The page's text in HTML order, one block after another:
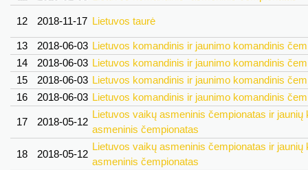
12 2018-11-17 Lietuvos taurė
13 2018-06-03 Lietuvos komandinis ir jaunimo komandinis
14
2018-06-03 Lietuvos komandinis ir jaunimo komandinis
15
2018-06-03 Lietuvos komandinis ir jaunimo komandinis
16
2018-06-03 Lietuvos komandinis ir jaunimo komandinis
17 2018-05-12
Lietuvos vaikų asmeninis čempionatas ir jaunių
asmeninis čempionatas
18 2018-05-12
Lietuvos vaikų asmeninis čempionatas ir jaunių
asmeninis čempionatas